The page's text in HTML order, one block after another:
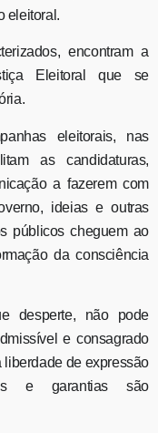
eleitoral.
encontram a
Eleitoral que se
eleitorais, nas
as candidaturas,
a fazerem com
ideias e outras
públicos cheguem ao
da consciência
desperte, não pode
e consagrado
liberdade de expressão
e garantias são